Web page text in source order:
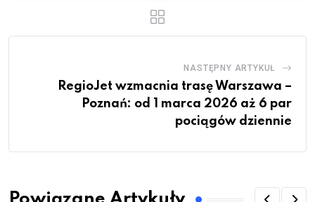
NASTĘPNY ARTYKUŁ
RegioJet wzmacnia trasę Warszawa –
Poznań: od 1 marca 2026 aż 6 par
pociągów dziennie